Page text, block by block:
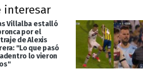
interesar
Villalba estalló
por el
de Alexis
"Lo que pasó
lo vieron